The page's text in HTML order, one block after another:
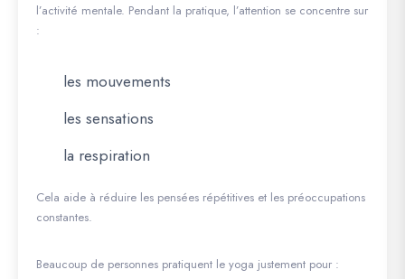
l’activité mentale. Pendant la pratique, l’attention se concentre sur
:
les mouvements
les sensations
la respiration
Cela aide à réduire les pensées répétitives et les préoccupations
constantes.
Beaucoup de personnes pratiquent le yoga justement pour :